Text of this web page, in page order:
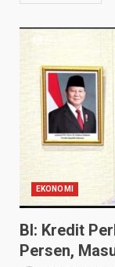
EKONOMI
BI: Kredit
Persen,